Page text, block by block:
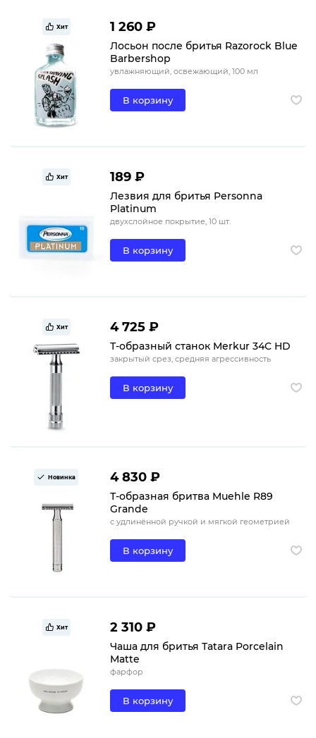
Хит 1 260 ₽
Лосьон после бритья Razorock Blue
Barbershop
увлажняющий, освежающий, 100 мл
В корзину
Хит 189 ₽
Лезвия для бритья Personna
Platinum
двухслойное покрытие, 10 шт.
В корзину
Хит 4 725 ₽
Т-образный станок Merkur 34C HD
закрытый срез, средняя агрессивность
В корзину
Новинка 4 830 ₽
Т-образная бритва Muehle R89
Grande
с удлинённой ручкой и мягкой геометрией
В корзину
Хит 2 310 ₽
Чаша для бритья Tatara Porcelain
Matte
фарфор
В корзину